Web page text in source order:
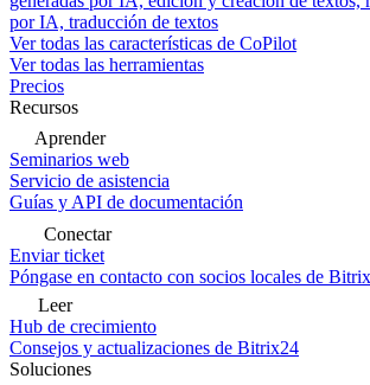
por IA, traducción de textos
Ver todas las características de CoPilot
Ver todas las herramientas
Precios
Recursos
Aprender
Seminarios web
Servicio de asistencia
Guías y API de documentación
Conectar
Enviar ticket
Póngase en contacto con socios locales de
Leer
Hub de crecimiento
Consejos y actualizaciones de Bitrix24
Soluciones